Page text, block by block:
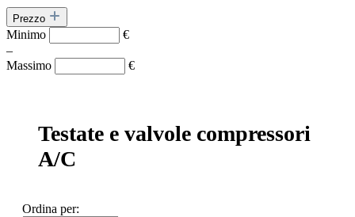
Prezzo
Minimo
€
–
Massimo
€
Testate e valvole compressori
A/C
Ordina per: